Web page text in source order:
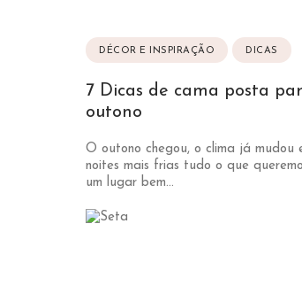
DÉCOR E INSPIRAÇÃO DICAS
7 Dicas de cama posta
outono
O outono chegou, o clima já mudou
noites mais frias tudo o que
um lugar bem...